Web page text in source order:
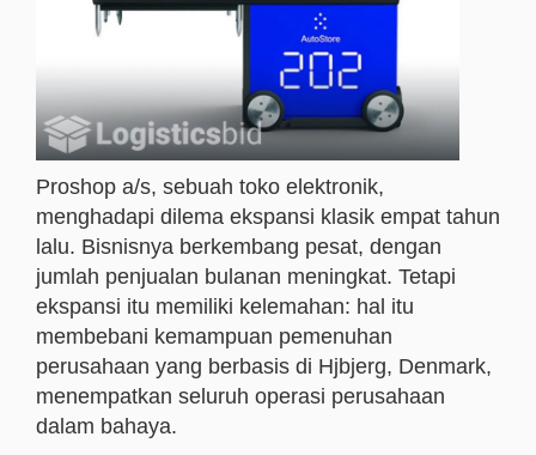
Proshop a/s, sebuah toko elektronik,
menghadapi dilema ekspansi klasik empat tahun
lalu. Bisnisnya berkembang pesat, dengan
jumlah penjualan bulanan meningkat. Tetapi
ekspansi itu memiliki kelemahan: hal itu
membebani kemampuan pemenuhan
perusahaan yang berbasis di Hjbjerg, Denmark,
menempatkan seluruh operasi perusahaan
dalam bahaya.